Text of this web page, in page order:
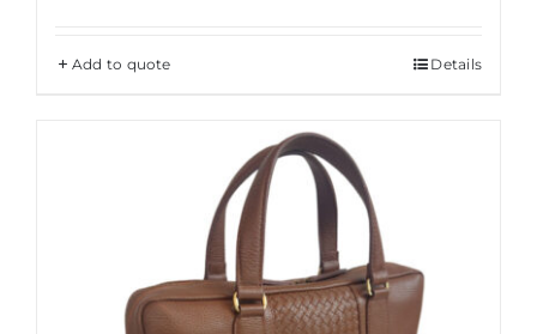
Add to quote Details